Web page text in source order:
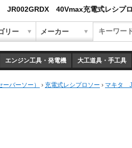
JR002GRDX 40Vmax充電式レシプ
エンジン工具・発電機 大工道具・手工具
バーソー） › 充電式レシプロソー › マキタ